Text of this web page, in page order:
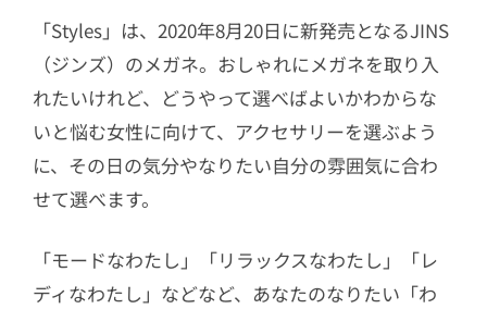
「Styles」は、2020年8月20日に新発売となるJINS
（ジンズ）のメガネ。おしゃれにメガネを取り入
れたいけれど、どうやって選べばよいかわからな
いと悩む女性に向けて、アクセサリーを選ぶよう
に、その日の気分やなりたい自分の雰囲気に合わ
せて選べます。
「モードなわたし」「リラックスなわたし」「レ
ディなわたし」などなど、あなたのなりたい「わ